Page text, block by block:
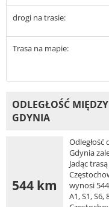
drogi na trasie:
Trasa na mapie:
ODLEGŁOŚĆ
GDYNIA
544 km
Gdynia
Jadąc
wynosi
A1, S1,